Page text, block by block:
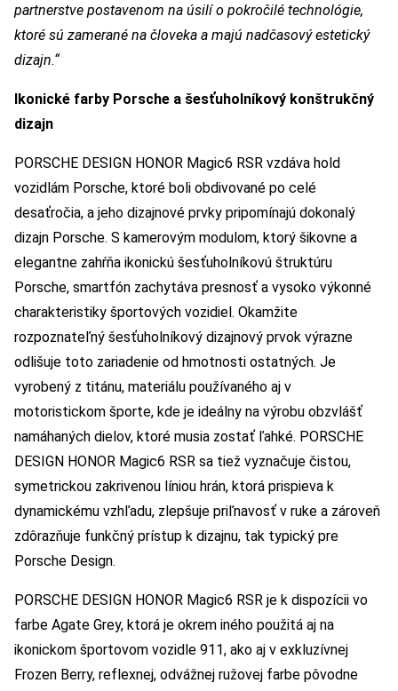
partnerstve postavenom na úsilí o pokročilé technológie,
ktoré sú zamerané na človeka a majú nadčasový estetický
dizajn.“
Ikonické farby Porsche a šesťuholníkový konštrukčný
dizajn
PORSCHE DESIGN HONOR Magic6 RSR vzdáva hold
vozidlám Porsche, ktoré boli obdivované po celé
desaťročia, a jeho dizajnové prvky pripomínajú dokonalý
dizajn Porsche. S kamerovým modulom, ktorý šikovne a
elegantne zahŕňa ikonickú šesťuholníkovú štruktúru
Porsche, smartfón zachytáva presnosť a vysoko výkonné
charakteristiky športových vozidiel. Okamžite
rozpoznateľný šesťuholníkový dizajnový prvok výrazne
odlišuje toto zariadenie od hmotnosti ostatných. Je
vyrobený z titánu, materiálu používaného aj v
motoristickom športe, kde je ideálny na výrobu obzvlášť
namáhaných dielov, ktoré musia zostať ľahké. PORSCHE
DESIGN HONOR Magic6 RSR sa tiež vyznačuje čistou,
symetrickou zakrivenou líniou hrán, ktorá prispieva k
dynamickému vzhľadu, zlepšuje priľnavosť v ruke a zároveň
zdôrazňuje funkčný prístup k dizajnu, tak typický pre
Porsche Design.
PORSCHE DESIGN HONOR Magic6 RSR je k dispozícii vo
farbe Agate Grey, ktorá je okrem iného použitá aj na
ikonickom športovom vozidle 911, ako aj v exkluzívnej
Frozen Berry, reflexnej, odvážnej ružovej farbe pôvodne